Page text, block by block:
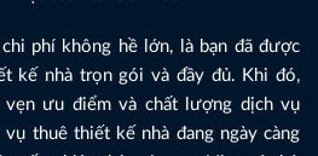
phí không hề lớn, là bạn đã được
kế nhà trọn gói và đầy đủ. Khi đó,
ưu điểm và chất lượng dịch vụ
thuê thiết kế nhà đang ngày càng